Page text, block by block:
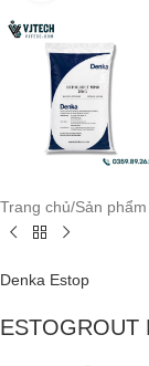
Trang chủ/Sản
Denka Estop
ESTOGROUT